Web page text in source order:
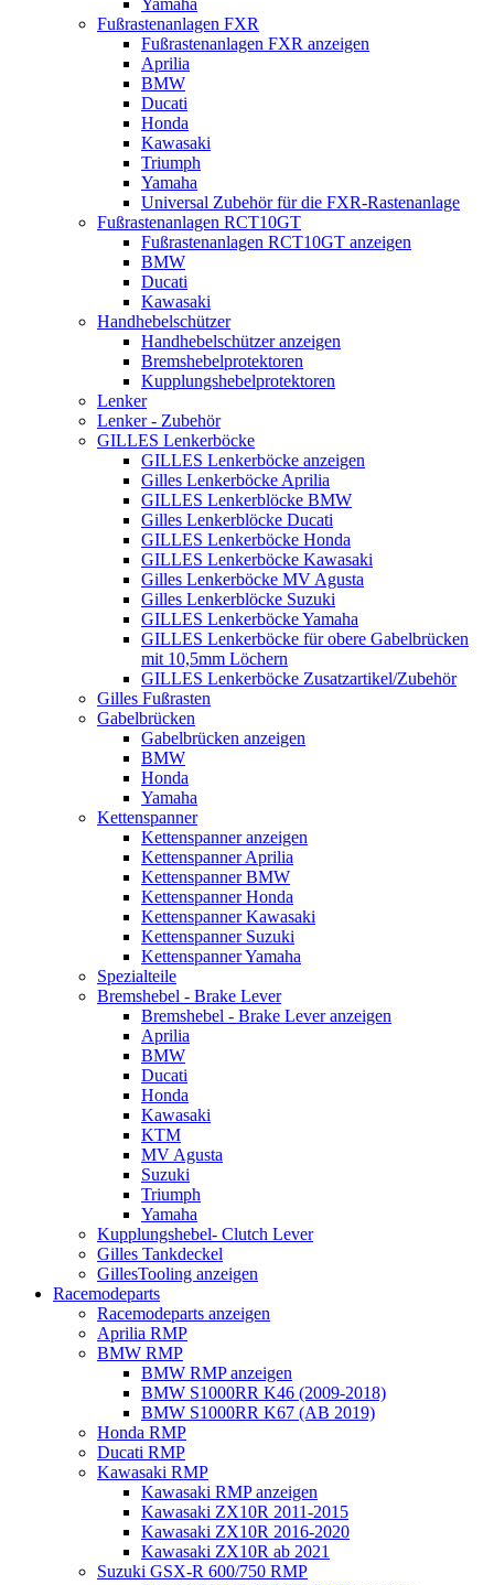
Yamaha
Fußrastenanlagen FXR
Fußrastenanlagen FXR anzeigen
Aprilia
BMW
Ducati
Honda
Kawasaki
Triumph
Yamaha
Universal Zubehör für die FXR-Rastenanlage
Fußrastenanlagen RCT10GT
Fußrastenanlagen RCT10GT anzeigen
BMW
Ducati
Kawasaki
Handhebelschützer
Handhebelschützer anzeigen
Bremshebelprotektoren
Kupplungshebelprotektoren
Lenker
Lenker - Zubehör
GILLES Lenkerböcke
GILLES Lenkerböcke anzeigen
Gilles Lenkerböcke Aprilia
GILLES Lenkerblöcke BMW
Gilles Lenkerblöcke Ducati
GILLES Lenkerböcke Honda
GILLES Lenkerböcke Kawasaki
Gilles Lenkerböcke MV Agusta
Gilles Lenkerblöcke Suzuki
GILLES Lenkerböcke Yamaha
GILLES Lenkerböcke für obere Gabelbrücken
mit 10,5mm Löchern
GILLES Lenkerböcke Zusatzartikel/Zubehör
Gilles Fußrasten
Gabelbrücken
Gabelbrücken anzeigen
BMW
Honda
Yamaha
Kettenspanner
Kettenspanner anzeigen
Kettenspanner Aprilia
Kettenspanner BMW
Kettenspanner Honda
Kettenspanner Kawasaki
Kettenspanner Suzuki
Kettenspanner Yamaha
Spezialteile
Bremshebel - Brake Lever
Bremshebel - Brake Lever anzeigen
Aprilia
BMW
Ducati
Honda
Kawasaki
KTM
MV Agusta
Suzuki
Triumph
Yamaha
Kupplungshebel- Clutch Lever
Gilles Tankdeckel
GillesTooling anzeigen
Racemodeparts
Racemodeparts anzeigen
Aprilia RMP
BMW RMP
BMW RMP anzeigen
BMW S1000RR K46 (2009-2018)
BMW S1000RR K67 (AB 2019)
Honda RMP
Ducati RMP
Kawasaki RMP
Kawasaki RMP anzeigen
Kawasaki ZX10R 2011-2015
Kawasaki ZX10R 2016-2020
Kawasaki ZX10R ab 2021
Suzuki GSX-R 600/750 RMP